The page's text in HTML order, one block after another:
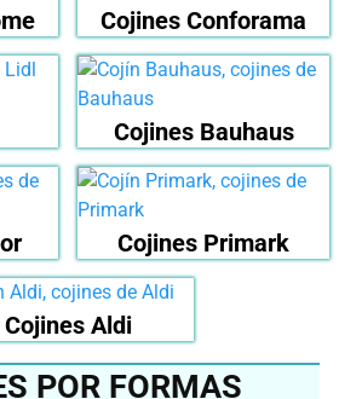
Cojines Conforama
Cojines Bauhaus
Cojines Primark
Cojines Aldi
POR FORMAS